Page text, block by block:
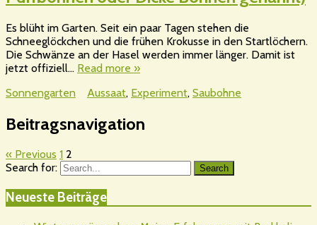
Es blüht im Garten. Seit ein paar Tagen stehen die
Schneeglöckchen und die frühen Krokusse in den Startlöchern.
Die Schwänze an der Hasel werden immer länger. Damit ist
jetzt offiziell… Read more »
Sonnengarten
Aussaat, Experiment, Saubohne
Beitragsnavigation
« Previous 1 2
Search for:
Search
Neueste Beiträge